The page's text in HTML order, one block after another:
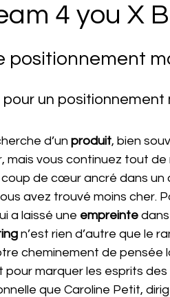
4 you X
positionnement
un
d’un produit, bien
mais vous continuez tout
de cœur ancré dans un
avez trouvé moins cher.
a laissé une empreinte
n’est rien d’autre que le
cheminement de pensée
pour marquer les esprits
que Caroline Petit,